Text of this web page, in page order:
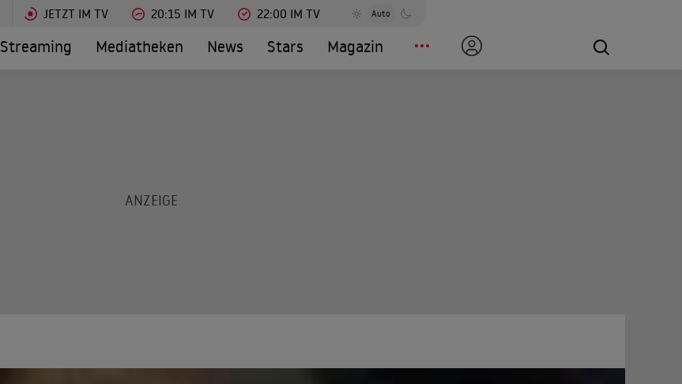
JETZT IM TV 20:15 IM TV 22:00 IM TV Auto
Streaming Mediatheken News Stars Magazin